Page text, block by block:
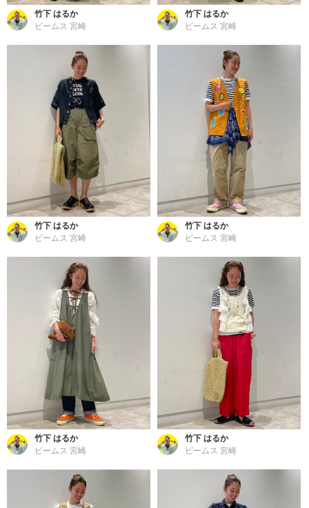
竹下 はるか
ビームス 宮崎
竹下 はるか
ビームス 宮崎
竹下 はるか
ビームス 宮崎
竹下 はるか
ビームス 宮崎
竹下 はるか
ビームス 宮崎
竹下 はるか
ビームス 宮崎